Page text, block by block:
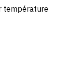
température